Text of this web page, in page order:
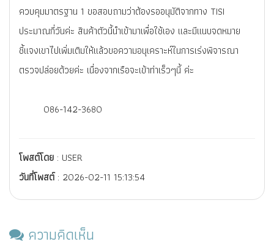
ควบคุมมาตรฐาน 1 ขอสอบถามว่าต้องรออนุมัติจากทาง TISI
ประมาณกี่วันค่ะ สินค้าตัวนี้นำเข้ามาเพื่อใช้เอง และมีแนบจดหมาย
ชี้แจงเขาไปเพิ่มเติมให้แล้วขอความอนุเคราะห์ในการเร่งพิจารณา
ตรวจปล่อยด้วยค่ะ เนื่องจากเรือจะเข้าท่าเร็วๆนี้ ค่ะ
086-142-3680
โพสต์โดย : USER
วันที่โพสต์: 2026-02-11 15:13:54
ความคิดเห็น